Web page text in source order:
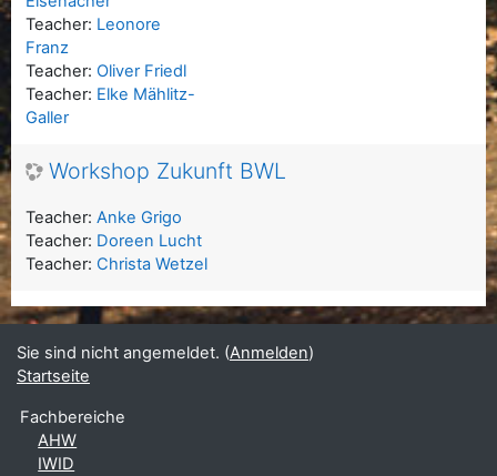
Teacher: Leonore
Franz
Teacher: Oliver Friedl
Teacher: Elke Mählitz-
Galler
Workshop Zukunft BWL
Teacher: Anke Grigo
Teacher: Doreen Lucht
Teacher: Christa Wetzel
Sie sind nicht angemeldet. (Anmelden)
Startseite
Fachbereiche
AHW
IWID